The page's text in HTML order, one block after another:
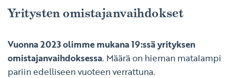
Yritysten omistajanvaihdokset
Vuonna 2023 olimme mukana 19:ssä yrityksen
omistajanvaihdoksessa. Määrä on hieman matalampi
pariin edelliseen vuoteen verrattuna.